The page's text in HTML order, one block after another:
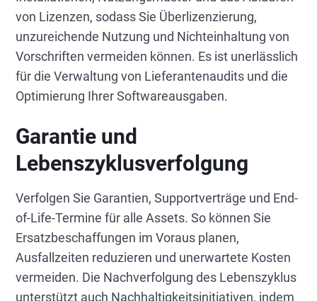
von Lizenzen, sodass Sie Überlizenzierung,
unzureichende Nutzung und Nichteinhaltung von
Vorschriften vermeiden können. Es ist unerlässlich
für die Verwaltung von Lieferantenaudits und die
Optimierung Ihrer Softwareausgaben.
Garantie und
Lebenszyklusverfolgung
Verfolgen Sie Garantien, Supportverträge und End-
of-Life-Termine für alle Assets. So können Sie
Ersatzbeschaffungen im Voraus planen,
Ausfallzeiten reduzieren und unerwartete Kosten
vermeiden. Die Nachverfolgung des Lebenszyklus
unterstützt auch Nachhaltigkeitsinitiativen, indem